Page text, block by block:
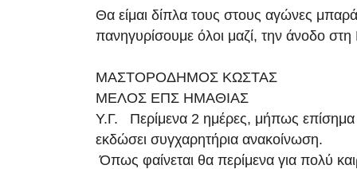
Θα είμαι δίπλα τους στους αγώνες
πανηγυρίσουμε όλοι μαζί, την άνοδο
ΜΑΣΤΟΡΟΔΗΜΟΣ ΚΩΣΤΑΣ
ΜΕΛΟΣ ΕΠΣ ΗΜΑΘΙΑΣ
Υ.Γ. Περίμενα 2 ημέρες, μήπως
εκδώσει συγχαρητήρια ανακοίνωση.
Όπως φαίνεται θα περίμενα για πολύ